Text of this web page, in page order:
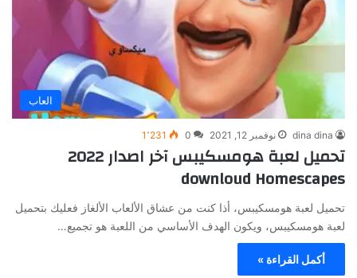
العاب
dina dina نوفمبر 12, 2021 0 1٬231
تحميل لعبة هومسكيبس آخر اصدار 2022
downloud Homescapes
تحميل لعبة هومسكيبس، أذا كنت من عشاق الألعاب الألغاز فعليك بتحميل
لعبة هومسكيبس، ويكون الهدف الأساسي من اللعبة هو تجميع…
أكمل القراءة »